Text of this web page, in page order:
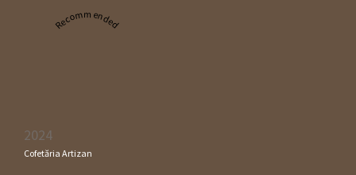
Recommended
2024
Cofetăria Artizan